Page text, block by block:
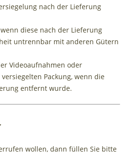
nach der Lieferung
diese nach der Lieferung
untrennbar mit anderen Gütern
Videoaufnahmen oder
Packung, wenn die
entfernt wurde.
wollen, dann füllen Sie bitte